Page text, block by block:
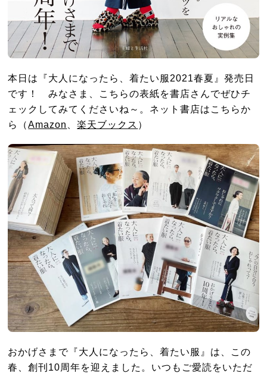
本日は『大人になったら、着たい服2021春夏』発売日
です！ みなさま、こちらの表紙を書店さんでぜひチ
ェックしてみてくださいね～。ネット書店はこちらか
ら（Amazon 、楽天ブックス ）
おかげさまで『大人になったら、着たい服』は、この
春、創刊10周年を迎えました。いつもご愛読をいただ